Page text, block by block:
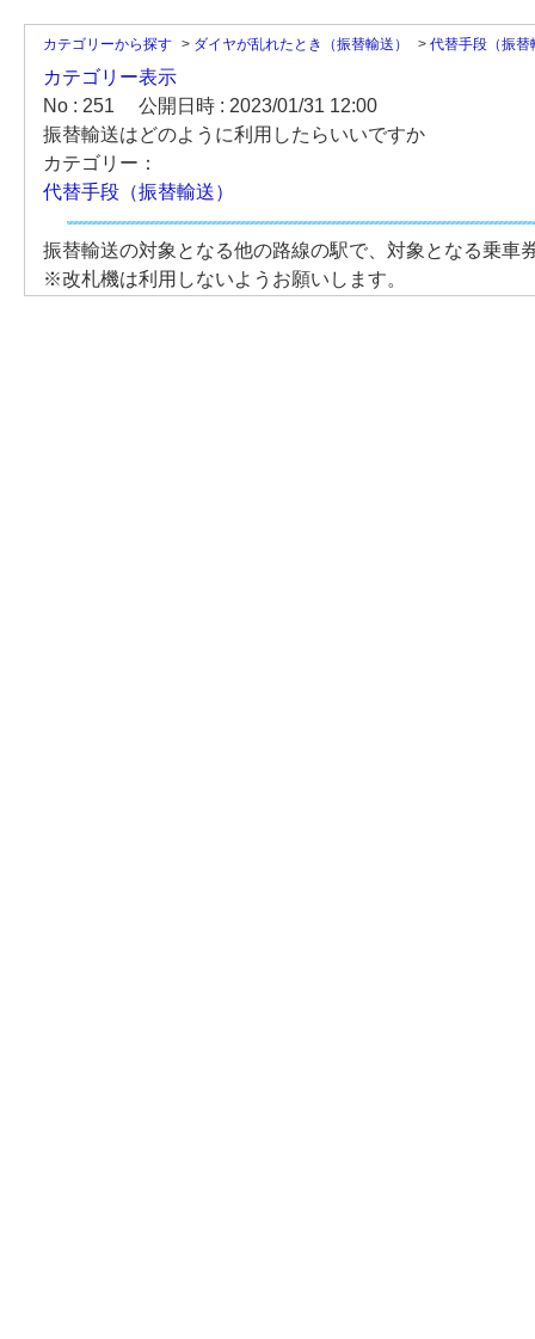
カテゴリーから探す > ダイヤが乱れたとき（振替輸送） > 代替手段（振替
カテゴリー表示
No : 251
公開日時 : 2023/01/31 12:00
振替輸送はどのように利用したらいいですか
カテゴリー：
代替手段（振替輸送）
振替輸送の対象となる他の路線の駅で、対象となる乗車
※改札機は利用しないようお願いします。